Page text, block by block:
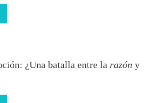
¿Una batalla entre la razón y